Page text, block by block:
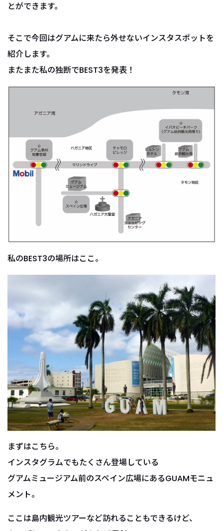
とができます。
そこで今回はグアムに来たら外せないインスタスポットを
紹介します。
またまた私の独断でBEST3を発表！
私のBEST3の場所はここ。
まずはこちら。
インスタグラムでもたくさん登場している
グアムミュージアム前のスペイン広場にあるGUAMモニュ
メント。
ここは島内観光ツアーなど訪れることもできるけど、